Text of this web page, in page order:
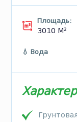
Площадь:
3010 М²
💧 Вода